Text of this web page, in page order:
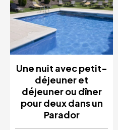
Une nuit avec petit-
déjeuner et
déjeuner ou dîner
pour deux dans un
Parador